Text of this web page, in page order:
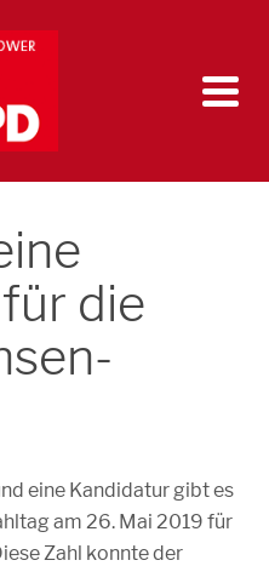
die
eine Kandidatur gibt es
am 26. Mai 2019 für
Zahl konnte der